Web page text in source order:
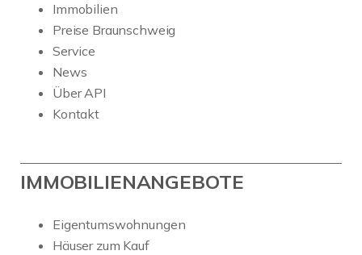
Immobilien
Preise Braunschweig
Service
News
Über API
Kontakt
IMMOBILIENANGEBOTE
Eigentumswohnungen
Häuser zum Kauf